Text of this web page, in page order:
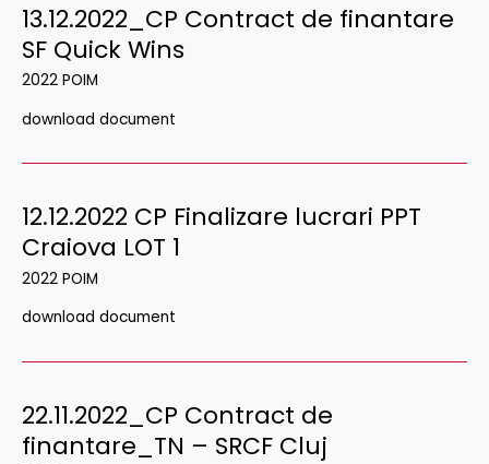
13.12.2022_CP Contract de finantare
SF Quick Wins
2022 POIM
download document
12.12.2022 CP Finalizare lucrari PPT
Craiova LOT 1
2022 POIM
download document
22.11.2022_CP Contract de
finantare_TN – SRCF Cluj